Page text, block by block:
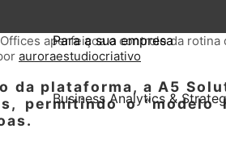
Para a sua empresa
Business Analytics &
aperfeiçoa o controle da rotina
auroraestudiocriativo
da plataforma, a A5
permitindo o “modelo